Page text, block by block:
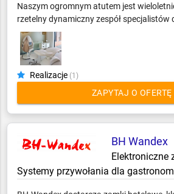
Naszym ogromnym atutem jest
rzetelny dynamiczny zespół specjalistów
Realizacje (1)
ZAPYTAJ O OFERTĘ
BH Wandex
Elektroniczne
Systemy przywołania dla